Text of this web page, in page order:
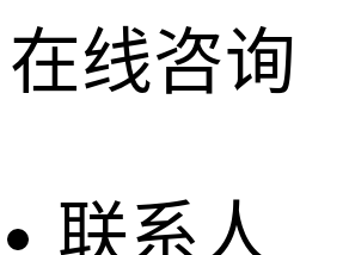
在线咨询
联系人